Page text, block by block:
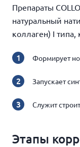
Препараты
натуральный
коллаген) I типа,
Формирует
Запускает
Служит
Этапы